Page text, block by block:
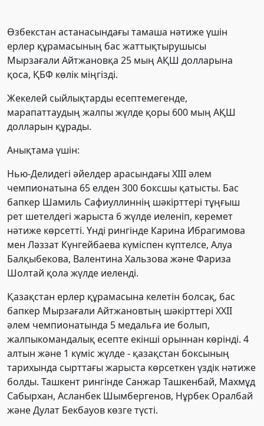
Өзбекстан астанасындағы тамаша нәтиже үшін
ерлер құрамасының бас жаттықтырушысы
Мырзағали Айтжановқа 25 мың АҚШ долларына
қоса, ҚБФ көлік міңгізді.
Жекелей сыйлықтарды есептемегенде,
марапаттаудың жалпы жүлде қоры 600 мың АҚШ
долларын құрады.
Анықтама үшін:
Нью-Делидегі әйелдер арасындағы XIII әлем
чемпионатына 65 елден 300 боксшы қатысты. Бас
бапкер Шамиль Сафиуллиннің шәкірттері тұңғыш
рет шетелдегі жарыста 6 жүлде иеленіп, керемет
нәтиже көрсетті. Үнді рингінде Карина Ибрагимова
мен Ләззат Күнгейбаева күміспен күптелсе, Алуа
Балқыбекова, Валентина Хальзова және Фариза
Шолтай қола жүлде иеленді.
Қазақстан ерлер құрамасына келетін болсақ, бас
бапкер Мырзағали Айтжановтың шәкірттері XXII
әлем чемпионатында 5 медальға ие болып,
жалпыкомандалық есепте екінші орыннан көрінді. 4
алтын және 1 күміс жүлде - қазақстан боксының
тарихында сырттағы жарыста көрсеткен үздік нәтиже
болды. Ташкент рингінде Санжар Ташкенбай, Махмұд
Сабырхан, Асланбек Шымбергенов, Нұрбек Оралбай
және Дулат Бекбауов көзге түсті.